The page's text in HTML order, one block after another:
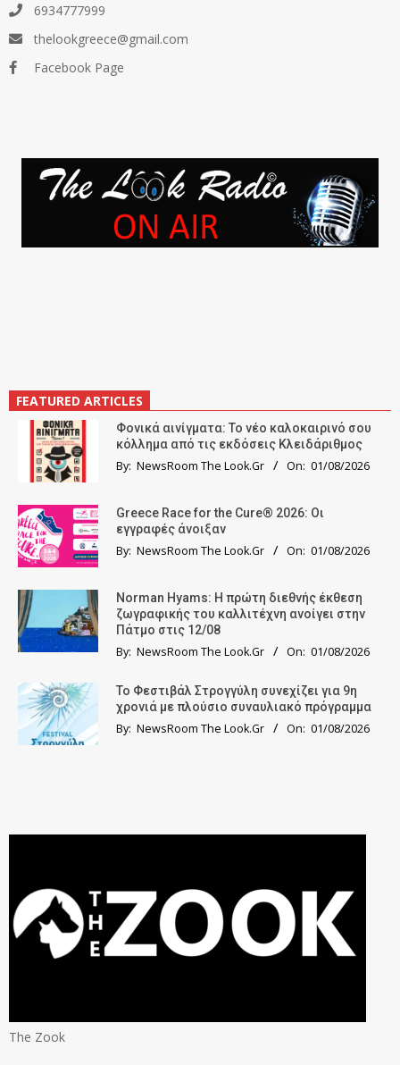
6934777999
thelookgreece@gmail.com
Facebook Page
FEATURED ARTICLES
Φονικά αινίγματα: Το νέο καλοκαιρινό σου
κόλλημα από τις εκδόσεις Κλειδάριθμος
By: NewsRoom The Look.Gr On: 01/08/2026
Greece Race for the Cure® 2026: Οι
εγγραφές άνοιξαν
By: NewsRoom The Look.Gr On: 01/08/2026
Norman Hyams: Η πρώτη διεθνής έκθεση
ζωγραφικής του καλλιτέχνη ανοίγει στην
Πάτμο στις 12/08
By: NewsRoom The Look.Gr On: 01/08/2026
Το Φεστιβάλ Στρογγύλη συνεχίζει για 9η
χρονιά με πλούσιο συναυλιακό πρόγραμμα
By: NewsRoom The Look.Gr On: 01/08/2026
The Zook